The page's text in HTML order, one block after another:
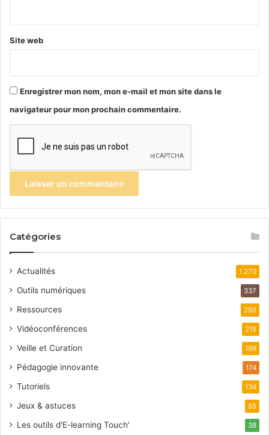
Site web
Enregistrer mon nom, mon e-mail et mon site dans le
navigateur pour mon prochain commentaire.
Catégories
Actualités 1 270
Outils numériques 337
Ressources 292
Vidéoconférences 215
Veille et Curation 199
Pédagogie innovante 174
Tutoriels 134
Jeux & astuces 85
Les outils d'E-learning Touch' 38